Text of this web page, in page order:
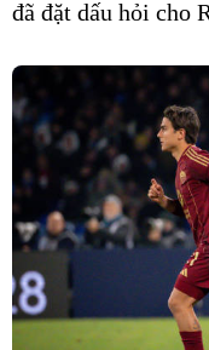
đã đặt dấu hỏi cho